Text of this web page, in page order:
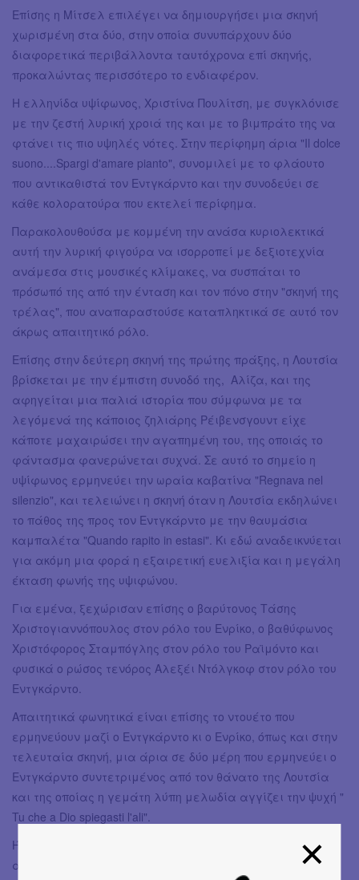
Επίσης η Μίτσελ επιλέγει να δημιουργήσει μια σκηνή
χωρισμένη στα δύο, στην οποία συνυπάρχουν δύο
διαφορετικά περιβάλλοντα ταυτόχρονα επί σκηνής,
προκαλώντας περισσότερο το ενδιαφέρον.
Η ελληνίδα υψίφωνος, Χριστίνα Πουλίτση, με συγκλόνισε
με την ζεστή λυρική χροιά της και με το βιμπράτο της να
φτάνει τις πιο υψηλές νότες. Στην περίφημη άρια "Il dolce
suono....Spargi d'amare pianto", συνομιλεί με το φλάουτο
που αντικαθιστά τον Εντγκάρντο και την συνοδεύει σε
κάθε κολορατούρα που εκτελεί περίφημα.
Παρακολουθούσα με κομμένη την ανάσα κυριολεκτικά
αυτή την λυρική φιγούρα να ισορροπεί με δεξιοτεχνία
ανάμεσα στις μουσικές κλίμακες, να συσπάται το
πρόσωπό της από την ένταση και τον πόνο στην "σκηνή της
τρέλας", που αναπαραστούσε καταπληκτικά σε αυτό τον
άκρως απαιτητικό ρόλο.
Επίσης στην δεύτερη σκηνή της πρώτης πράξης, η Λουτσία
βρίσκεται με την έμπιστη συνοδό της, Αλίζα, και της
αφηγείται μια παλιά ιστορία που σύμφωνα με τα
λεγόμενά της κάποιος ζηλιάρης Ρέιβενσγουντ είχε
κάποτε μαχαιρώσει την αγαπημένη του, της οποιάς το
φάντασμα φανερώνεται συχνά. Σε αυτό το σημείο η
υψίφωνος ερμηνεύει την ωραία καβατίνα "Regnava nel
silenzio", και τελειώνει η σκηνή όταν η Λουτσία εκδηλώνει
το πάθος της προς τον Εντγκάρντο με την θαυμάσια
καμπαλέτα "Quando rapito in estasi". Κι εδώ αναδεικνύεται
για ακόμη μια φορά η εξαιρετική ευελιξία και η μεγάλη
έκταση φωνής της υψιφώνου.
Για εμένα, ξεχώρισαν επίσης ο βαρύτονος Τάσης
Χριστογιαννόπουλος στον ρόλο του Ενρίκο, ο βαθύφωνος
Χριστόφορος Σταμπόγλης στον ρόλο του Ραϊμόντο και
φυσικά ο ρώσος τενόρος Αλεξέι Ντόλγκοφ στον ρόλο του
Εντγκάρντο.
Απαιτητικά φωνητικά είναι επίσης το ντουέτο που
ερμηνεύουν μαζί ο Εντγκάρντο κι ο Ενρίκο, όπως και στην
τελευταία σκηνή, μια άρια σε δύο μέρη που ερμηνεύει ο
Εντγκάρντο συντετριμένος από τον θάνατο της Λουτσία
και της οποίας η γεμάτη λύπη μελωδία αγγίζει την ψυχή "
Tu che a Dio spiegasti l'ali".
Ήταν μια μαγική βραδιά. Το ελληνικό κοινό φάνηκε ότι
ανταποκρίθηκε επιτυχώς στις σκηνοθετικές καινοτομίες